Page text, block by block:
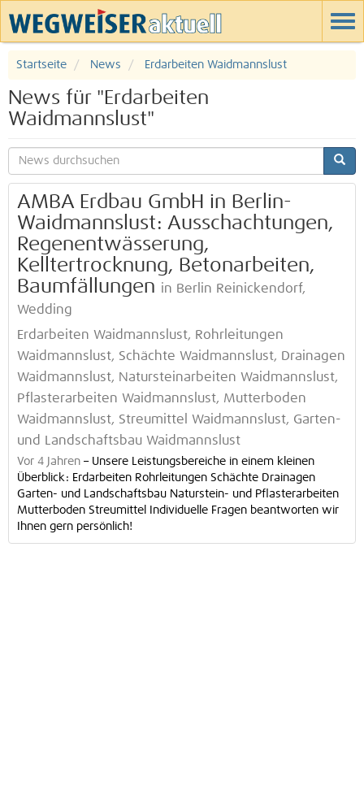
Startseite News Erdarbeiten Waidmannslust
News für "Erdarbeiten
Waidmannslust"
AMBA Erdbau GmbH in Berlin-
Waidmannslust: Ausschachtungen,
Regenentwässerung,
Kelltertrocknung, Betonarbeiten,
Baumfällungen in Berlin Reinickendorf,
Wedding
Erdarbeiten Waidmannslust, Rohrleitungen
Waidmannslust, Schächte Waidmannslust, Drainagen
Waidmannslust, Natursteinarbeiten Waidmannslust,
Pflasterarbeiten Waidmannslust, Mutterboden
Waidmannslust, Streumittel Waidmannslust, Garten-
und Landschaftsbau Waidmannslust
Vor 4 Jahren – Unsere Leistungsbereiche in einem kleinen
Überblick: Erdarbeiten Rohrleitungen Schächte Drainagen
Garten- und Landschaftsbau Naturstein- und Pflasterarbeiten
Mutterboden Streumittel Individuelle Fragen beantworten wir
Ihnen gern persönlich!